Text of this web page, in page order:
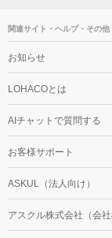
関連サイト・ヘルプ・その他
お知らせ
LOHACOとは
AIチャットで質問する
お客様サポート
ASKUL（法人向け）
アスクル株式会社（会社